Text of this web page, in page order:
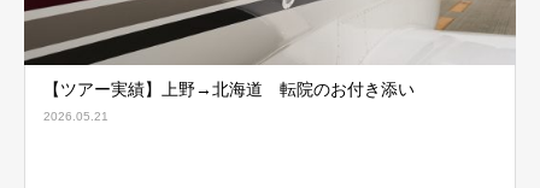
【ツアー実績】上野→北海道 転院のお付き添い
2026.05.21